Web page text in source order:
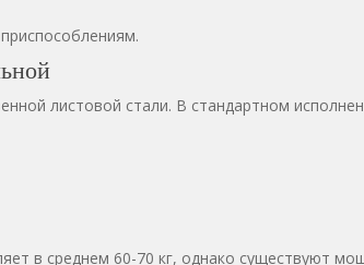
листовой стали. В стандартном
в среднем 60-70 кг, однако существуют